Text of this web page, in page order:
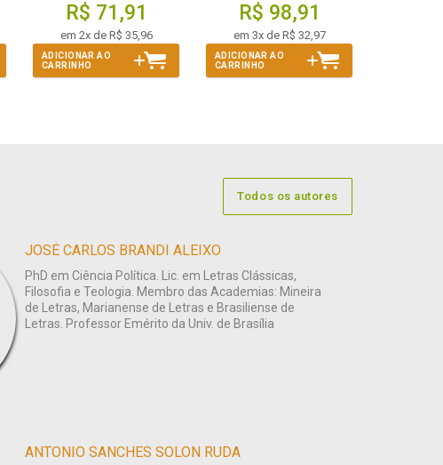
R$ 71,91
em 2x de R$ 35,96
ADICIONAR AO
CARRINHO
R$ 98,91
em 3x de R$ 32,97
ADICIONAR AO
CARRINHO
Todos os autores
JOSÉ CARLOS BRANDI ALEIXO
PhD em Ciência Política. Lic. em Letras Clássicas,
Filosofia e Teologia. Membro das Academias: Mineira
de Letras, Marianense de Letras e Brasiliense de
Letras. Professor Emérito da Univ. de Brasília
ANTONIO SANCHES SOLON RUDA